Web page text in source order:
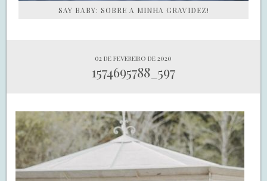
SAY BABY: SOBRE A MINHA GRAVIDEZ!
02 de fevereiro de 2020
1574695788_597